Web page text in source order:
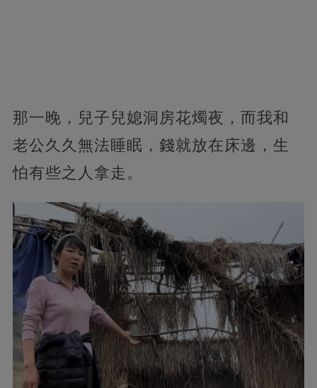
那一晚，兒子兒媳洞房花燭夜，而我和
老公久久無法睡眠，錢就放在床邊，生
怕有些之人拿走。